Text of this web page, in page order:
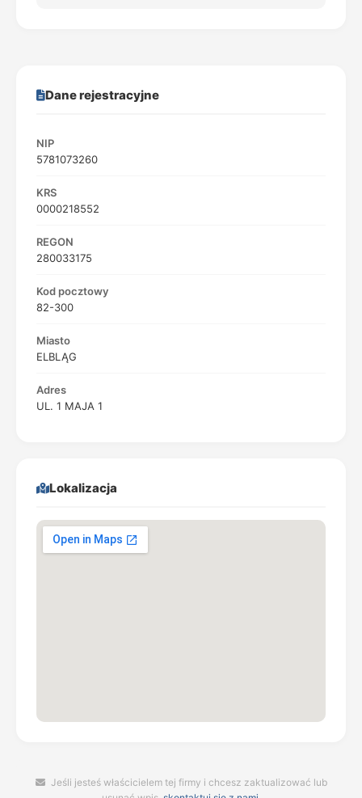
Dane rejestracyjne
NIP
5781073260
KRS
0000218552
REGON
280033175
Kod pocztowy
82-300
Miasto
ELBLĄG
Adres
UL. 1 MAJA 1
Lokalizacja
Jeśli jesteś właścicielem tej firmy i chcesz zaktualizować lub